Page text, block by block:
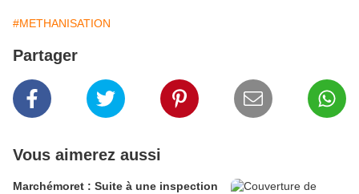
#METHANISATION
Partager
Vous aimerez aussi
Marchémoret : Suite à une inspection